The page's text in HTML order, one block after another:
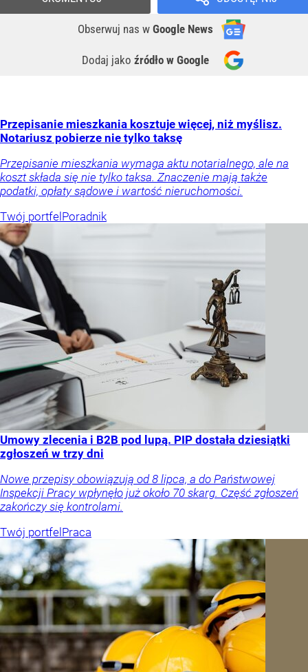
Obserwuj nas w Google News
Dodaj jako źródło w Google
Przepisanie mieszkania kosztuje więcej, niż myślisz.
Notariusz pobierze nie tylko taksę
Przepisanie mieszkania wymaga aktu notarialnego, ale na
koszt składa się nie tylko taksa. Znaczenie mają także
podatki, opłaty sądowe i wartość nieruchomości.
Twój portfel Poradnik
Umowy zlecenia i B2B pod lupą. PIP dostała dziesiątki
zgłoszeń w trzy dni
Nowe przepisy obowiązują od 8 lipca, a do Państwowej
Inspekcji Pracy wpłynęło już około 70 skarg. Część zgłoszeń
zakończy się kontrolami.
Twój portfel Praca